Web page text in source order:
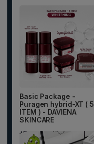
Basic Package -
Puragen hybrid-XT ( 5
ITEM ) - DAVIENA
SKINCARE